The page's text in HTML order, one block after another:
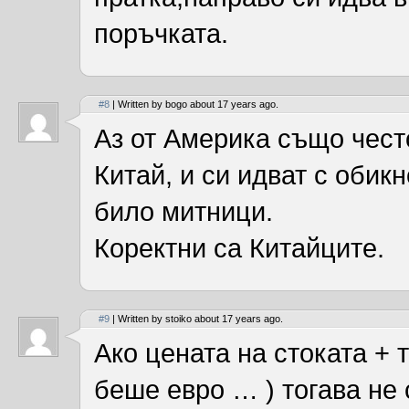
поръчката.
#8 | Written by bogo about 17 years ago.
Аз от Америка също
Китай, и си идват с
било митници.
Коректни са Китайците.
#9 | Written by stoiko about 17 years ago.
Ако цената на стоката +
беше евро … ) тогава не